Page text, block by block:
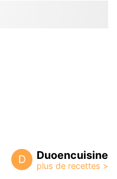
D Duoencuisine